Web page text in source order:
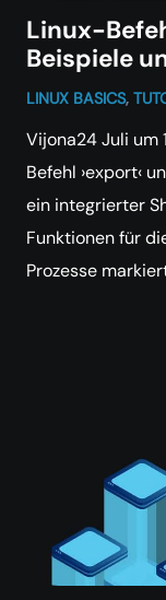
Linux-
Beispiele
LINUX BASICS,
Vijona24 Juli um
Befehl ›export‹
ein integrierter
Funktionen für
Prozesse